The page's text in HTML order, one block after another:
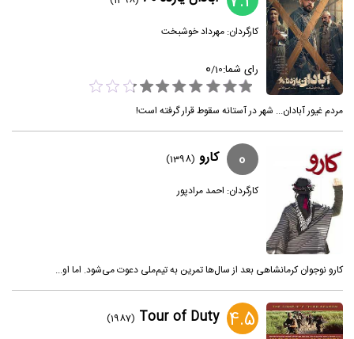
کارگردان:مهرداد خوشبخت
رای شما: 0/10
مردم غیور آبادان... شهر در آستانه سقوط قرار گرفته است!
0 کارو (1398)
کارگردان: احمد مرادپور
کارو نوجوان کرمانشاهی بعد از سال‌ها تمرین به تیم‌ملی دعوت می‌شود. اما او...
4.5
Tour of Duty
(1987)